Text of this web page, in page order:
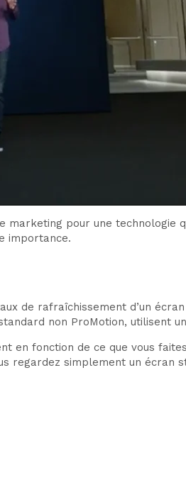
pour une technologie
importance.
de rafraîchissement d’un
non ProMotion, utilisent
en fonction de ce que vous
regardez simplement un écran